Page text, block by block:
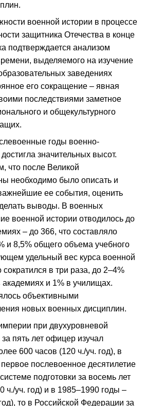
военной истории в процессе
защитника Отечества в конце
подтверждается анализом
выделяемого на изучение
заведениях
его сокращение – явная
последствиями заметное
и общекультурного
годы военно-
значительных высот.
что после Великой
необходимо было описать и
ее события, оценить
выводы. В военных
военной истории отводилось до
– до 366, что составляло
и 8,5% общего объема учебного
удельный вес курса военной
сократился в три раза, до 2–4%
и 1% в училищах.
объективными
новых военных дисциплин.
при двухуровневой
пять лет офицер изучал
600 часов (120 ч./уч. год), в
послевоенное десятилетие
подготовки за восемь лет
ч./уч. год) и в 1985–1990 годы –
то в Российской Федерации за